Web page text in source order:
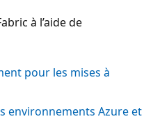
à l’aide de
pour les mises à
environnements Azure et